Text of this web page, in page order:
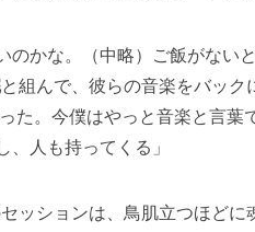
のかな。（中略）ご飯がな
と組んで、彼らの音楽をバッ
た。今僕はやっと音楽と言
人も持ってくる」
ッションは、鳥肌立つほど